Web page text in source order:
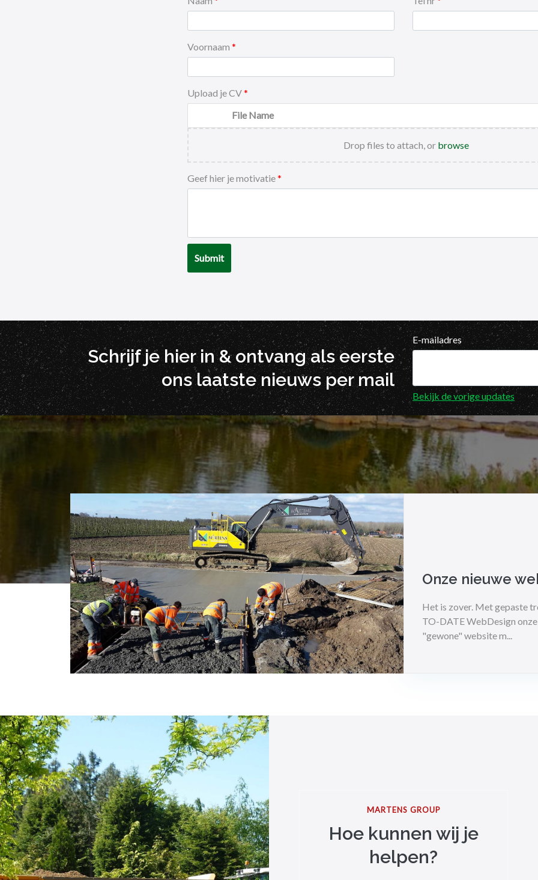
Voornaam
Upload je CV
File Name
Drop files to attach, or browse
Geef hier je motivatie
Submit
Schrijf je hier in & ontvang als eerste
ons laatste nieuws per mail
E-mailadres
Bekijk de vorige updates
Onze nieuwe
Het is zover. Met gepaste
TO-DATE WebDesign
"gewone" website m...
MARTENS GROUP
Hoe kunnen wij je
helpen?